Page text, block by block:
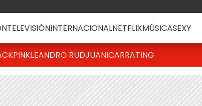
TELEVISIÓNINTERNACIONALNETFLIXMÚSICASEXY
LEANDRO RUDJUANICARRATING